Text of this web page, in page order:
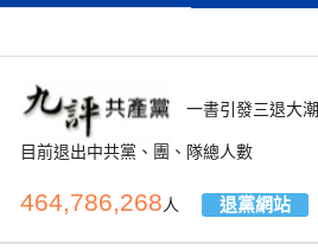
一書引發三退大潮
目前退出中共黨、團、隊總人數
464,786,268人 退黨網站